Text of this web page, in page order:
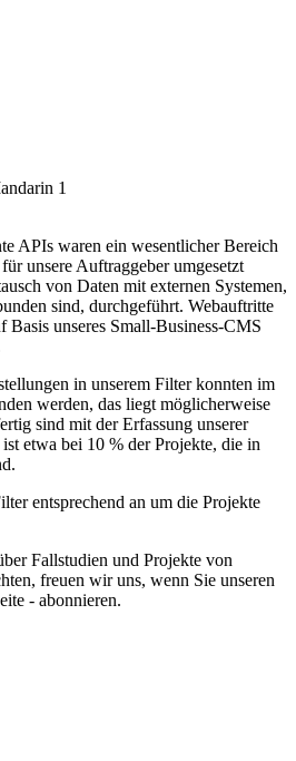
1
APIs waren ein wesentlicher Bereich
unsere Auftraggeber umgesetzt
von Daten mit externen Systemen,
sind, durchgeführt. Webauftritte
Basis unseres Small-Business-CMS
in unserem Filter konnten im
werden, das liegt möglicherweise
sind mit der Erfassung unserer
etwa bei 10 % der Projekte, die in
entsprechend an um die Projekte
Fallstudien und Projekte von
freuen wir uns, wenn Sie unseren
- abonnieren.